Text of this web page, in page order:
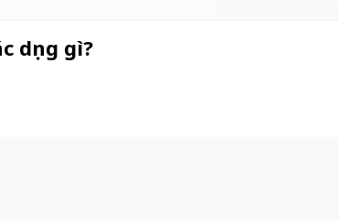
dụng gì?